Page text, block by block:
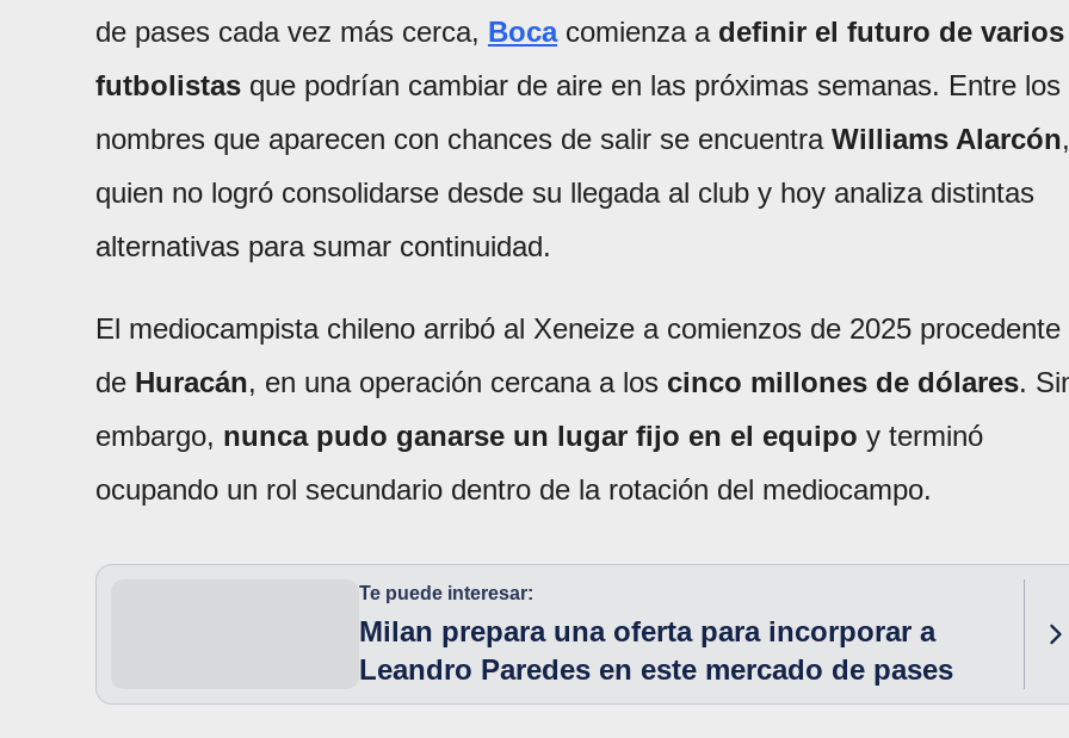
de pases cada vez más cerca, Bocacomienza a definir el futuro de varios
futbolistas que podrían cambiar de aire en las próximas semanas. Entre los
nombres que aparecen con chances de salir se encuentra Williams Alarcón,
quien no logró consolidarse desde su llegada al club y hoy analiza distintas
alternativas para sumar continuidad.
El mediocampista chileno arribó al Xeneize a comienzos de 2025 procedente
de Huracán, en una operación cercana a los cinco millones de dólares.
embargo, nunca pudo ganarse un lugar fijo en el equipo y terminó
ocupando un rol secundario dentro de la rotación del mediocampo.
Te puede interesar:
Milan prepara una oferta para incorporar a
Leandro Paredes en este mercado de pases